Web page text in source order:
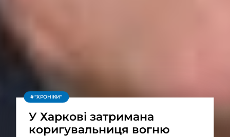
“ХРОНІКИ”
У Харкові затримана
коригувальниця вогню